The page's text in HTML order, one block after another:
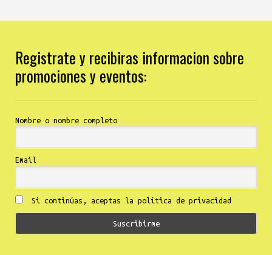
Registrate y recibiras informacion sobre
promociones y eventos:
Nombre o nombre completo
Email
Si continúas, aceptas la política de privacidad